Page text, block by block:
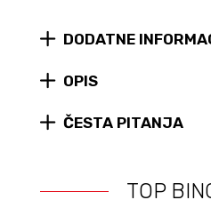
DODATNE
OPIS
ČESTA PITANJA
TOP